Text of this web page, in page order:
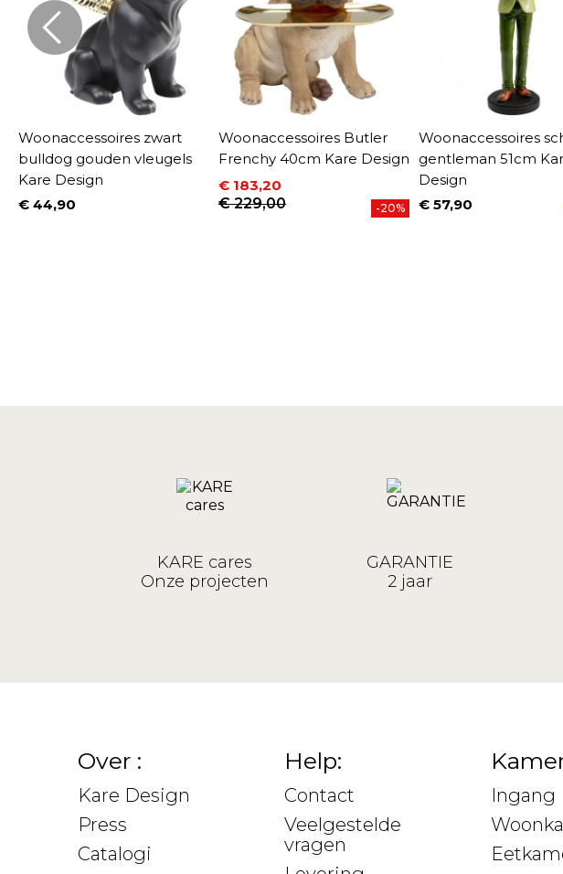
Woonaccessoires zwart
bulldog gouden vleugels
Kare Design
Prijs
€ 44,90
Woonaccessoires Butler
Frenchy 40cm Kare Design
Prijs
€ 183,20
Normale prijs
€ 229,00 -20%
Woonaccessoires
gentleman 51cm
Design
Prijs
€ 57,90
KARE cares
Onze projecten
GARANTIE
2 jaar
Over :
Kare Design
Press
Catalogi
Help:
Contact
Veelgestelde
vragen
Ingang